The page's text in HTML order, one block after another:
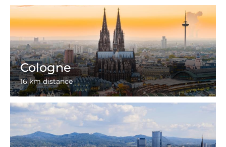
Cologne
16 km distance